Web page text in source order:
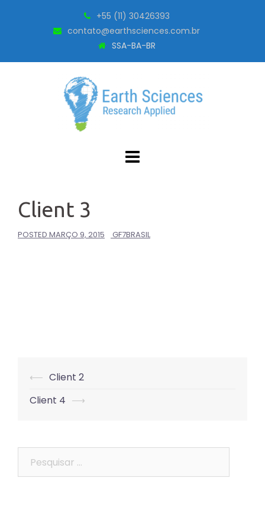
+55 (11) 30426393
contato@earthsciences.com.br
SSA-BA-BR
Client 3
POSTED MARÇO 9, 2015 GF7BRASIL
Post
navigation
⟵ Client 2
Client 4 ⟶